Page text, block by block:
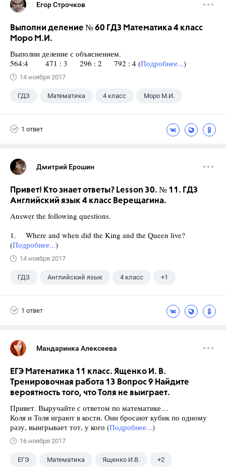
Егор Строчков
Выполни деление № 60 ГДЗ Математика 4 класс
Моро М.И.
Выполни деление с объяснением.
564:4 471 : 3 296 : 2 792 : 4 (Подробнее...)
14 ноября 2017
ГДЗ Математика 4 класс Моро М.И.
1 ответ
Дмитрий Ерошин
Привет! Кто знает ответы? Lesson 30. № 11. ГДЗ
Английский язык 4 класс Верещагина.
Answer the following questions.
1. Where and when did the King and the Queen live?
(Подробнее...)
14 ноября 2017
ГДЗ Английский язык 4 класс +1
1 ответ
Мандаринка Алексеева
ЕГЭ Математика 11 класс. Ященко И. В.
Тренировочная работа 13 Вопрос 9 Найдите
вероятность того, что Толя не выиграет.
Привет. Выручайте с ответом по математике…
Коля и Толя играют в кости. Они бросают кубик по одному
разу, выигрывает тот, у кого (Подробнее...)
16 ноября 2017
ЕГЭ Математика Ященко И.В. +2